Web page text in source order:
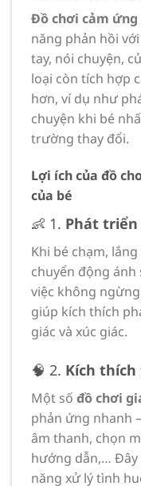
Đồ chơi cảm ứng
năng phản hồi
tay, nói chuyện,
loại còn tích hợp
hơn, ví dụ như
chuyện khi bé
trường thay đổi.
Lợi ích của đồ
của bé
👶 1. Phát triển
Khi bé chạm,
chuyển động ánh
việc không
giúp kích thích
giác và xúc giác.
🧠 2. Kích
Một số đồ chơi
phản ứng nhanh
âm thanh, chọn
hướng dẫn,… Đây
năng xử lý tình